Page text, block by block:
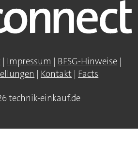
| Impressum | BFSG-Hinweise |
| Kontakt | Facts
technik-einkauf.de